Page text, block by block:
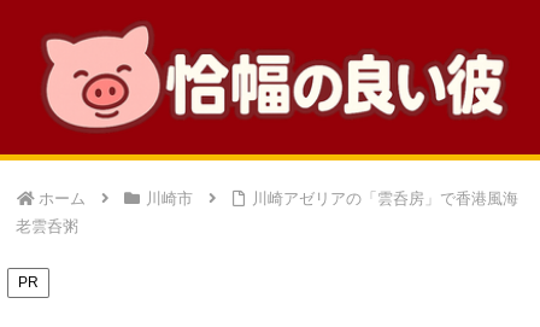
ホーム 川崎市
川崎アゼリアの「雲呑房」で香港風海
老雲呑粥
PR